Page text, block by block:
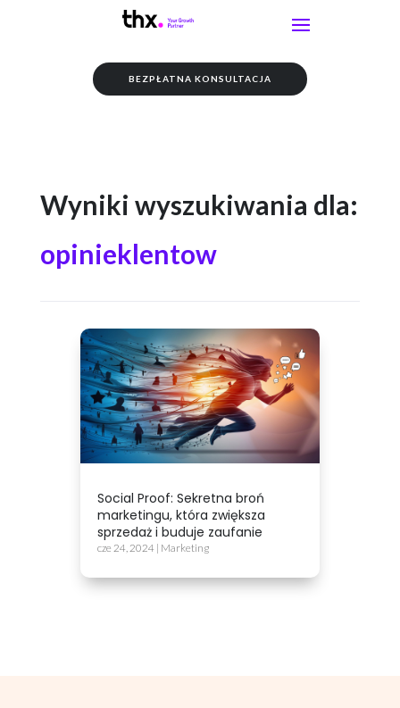
BEZPŁATNA KONSULTACJA
Wyniki wyszukiwania dla:
opinieklentow
Social Proof: Sekretna broń
marketingu, która zwiększa
sprzedaż i buduje zaufanie
cze 24, 2024 | Marketing